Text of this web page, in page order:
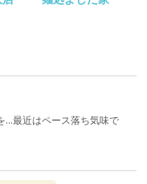
…最近はペース落ち気味で